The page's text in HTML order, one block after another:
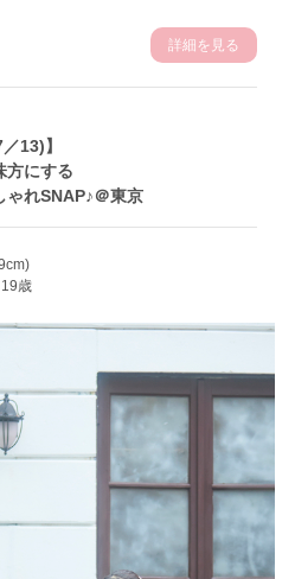
詳細を見る
13)】
方にする
ゃれSNAP♪＠東京
歳